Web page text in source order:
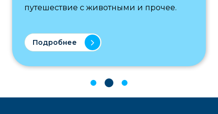
путешествие с животными и прочее.
Подробнее